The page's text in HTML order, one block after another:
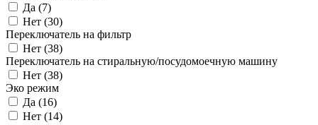
Да (7)
Нет (30)
Переключатель на фильтр
Нет (38)
Переключатель на стиральную/посудомоечную машину
Нет (38)
Эко режим
Да (16)
Нет (14)